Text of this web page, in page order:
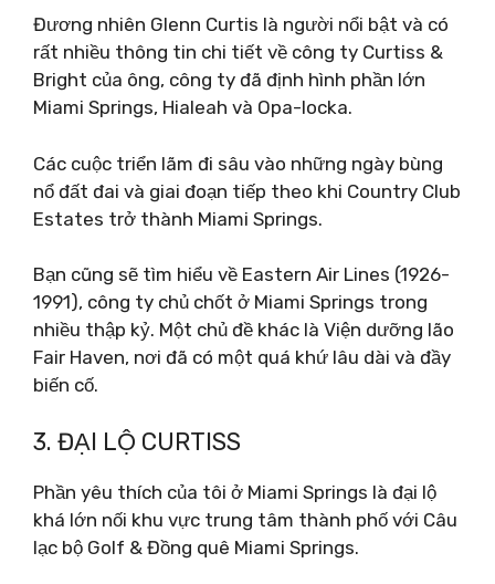
Đương nhiên Glenn Curtis là người nổi bật và có
rất nhiều thông tin chi tiết về công ty Curtiss &
Bright của ông, công ty đã định hình phần lớn
Miami Springs, Hialeah và Opa-locka.
Các cuộc triển lãm đi sâu vào những ngày bùng
nổ đất đai và giai đoạn tiếp theo khi Country Club
Estates trở thành Miami Springs.
Bạn cũng sẽ tìm hiểu về Eastern Air Lines (1926-
1991), công ty chủ chốt ở Miami Springs trong
nhiều thập kỷ. Một chủ đề khác là Viện dưỡng lão
Fair Haven, nơi đã có một quá khứ lâu dài và đầy
biến cố.
3. ĐẠI LỘ CURTISS
Phần yêu thích của tôi ở Miami Springs là đại lộ
khá lớn nối khu vực trung tâm thành phố với Câu
lạc bộ Golf & Đồng quê Miami Springs.